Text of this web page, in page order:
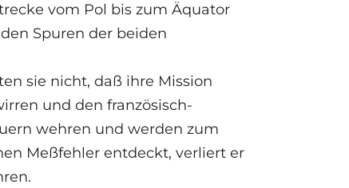
vom Pol bis zum Äquator
Spuren der beiden
sie nicht, daß ihre Mission
und den französisch-
wehren und werden zum
Meßfehler entdeckt, verliert er